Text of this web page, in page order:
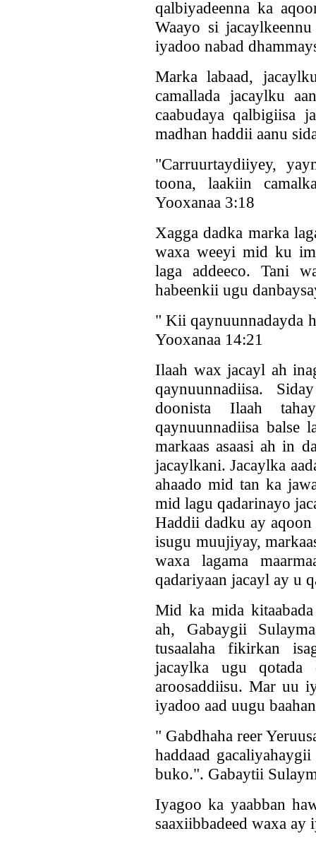
qalbiyadeenna ka
Waayo si
iyadoo nabad
Marka labaad,
camallada jacaylku
caabudaya qalbigiisa
madhan haddii aanu
"Carruurtaydiiyey,
toona, laakiin
Yooxanaa 3:18
Xagga dadka marka
waxa weeyi mid ku
laga addeeco. Tani
habeenkii ugu
" Kii qaynuunnadayda
Yooxanaa 14:21
Ilaah wax jacayl ah
qaynuunnadiisa.
doonista Ilaah
qaynuunnadiisa balse
markaas asaasi ah in
jacaylkani. Jacaylka
ahaado mid tan ka
mid lagu qadarinayo
Haddii dadku ay
isugu muujiyay,
waxa lagama
qadariyaan jacayl ay u
Mid ka mida
ah, Gabaygii
tusaalaha fikirkan
jacaylka ugu
aroosaddiisu. Mar uu
iyadoo aad uugu
" Gabdhaha reer
haddaad
buko.". Gabaytii
Iyagoo ka yaabban
saaxiibbadeed waxa ay